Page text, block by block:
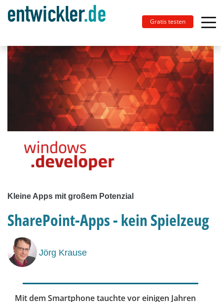
Gratis testen
Kleine Apps mit großem Potenzial
SharePoint-Apps - kein Spielzeug
Jörg Krause
Mit dem Smartphone tauchte vor einigen Jahren